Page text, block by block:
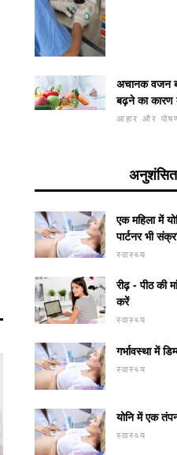
अचानक वजन
बढ़ने का कारण
आहार और
अनुशंसित
एक महिला में
पार्टनर भी
स्वास्थ्य
रीढ़ - पीठ की
करें
स्वास्थ्य
गर्भावस्था में
स्वास्थ्य
योनि में एक
स्वास्थ्य